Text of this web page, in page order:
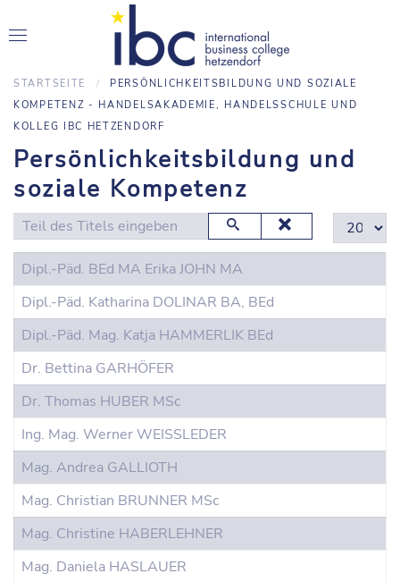
STARTSEITE
PERSÖNLICHKEITSBILDUNG UND SOZIALE
KOMPETENZ - HANDELSAKADEMIE, HANDELSSCHULE UND
KOLLEG IBC HETZENDORF
Persönlichkeitsbildung und
soziale Kompetenz
Teil des Titels eingeben Anzeige #
Dipl.-Päd. BEd MA Erika JOHN MA
Dipl.-Päd. Katharina DOLINAR BA, BEd
Dipl.-Päd. Mag. Katja HAMMERLIK BEd
Dr. Bettina GARHÖFER
Dr. Thomas HUBER MSc
Ing. Mag. Werner WEISSLEDER
Mag. Andrea GALLIOTH
Mag. Christian BRUNNER MSc
Mag. Christine HABERLEHNER
Mag. Daniela HASLAUER